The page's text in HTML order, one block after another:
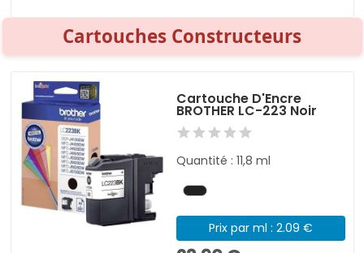
Cartouches Constructeurs
Cartouche D'Encre
BROTHER LC-223 Noir
Quantité : 11,8 ml
Prix par ml : 2.09 €